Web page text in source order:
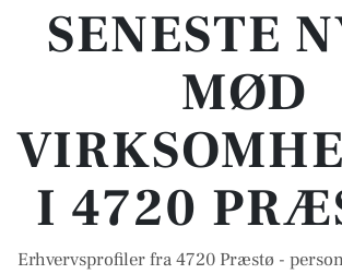
SENESTE
MØD
I 4720
Erhvervsprofiler fra 4720 Præstø -